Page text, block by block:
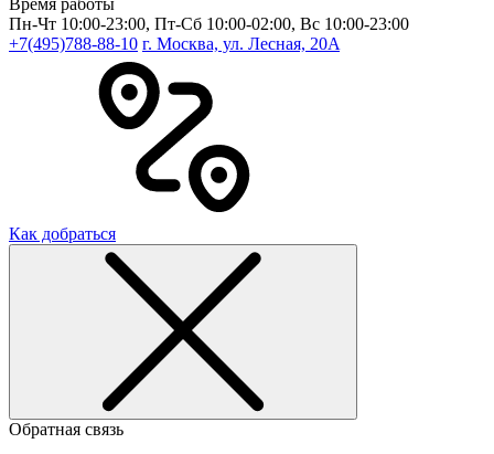
Время работы
Пн-Чт 10:00-23:00, Пт-Сб 10:00-02:00, Вс 10:00-23:00
+7(495)788-88-10 г. Москва, ул. Лесная, 20A
Как добраться
Обратная связь